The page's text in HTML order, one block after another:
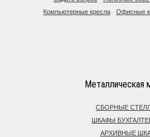
Компьютерные кресла
Офисные
Металлическая
СБОРНЫЕ
ШКАФЫ
АРХИВНЫЕ